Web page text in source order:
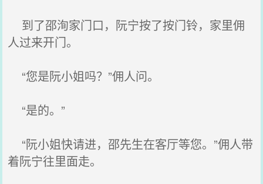
到了邵洵家门口，阮宁按了按门铃，家里佣
人过来开门。
“您是阮小姐吗？”佣人问。
“是的。”
“阮小姐快请进，邵先生在客厅等您。”佣人带
着阮宁往里面走。